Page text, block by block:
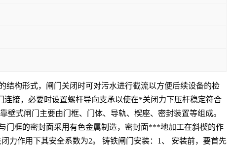
结构形式，闸门关闭时可对污水进行截流以方便后续设备的检
接，必要时设置螺杆导向支承以使在*关闭力下压杆稳定符合
式闸门主要由门框、门体、导轨、楔座、密封装置等组成。
门框的密封面采用有色金属制造，密封面***地加工在斜楔的作
力作用下其安全系数为2。 铸铁闸门安装：1、 安装前，要首先